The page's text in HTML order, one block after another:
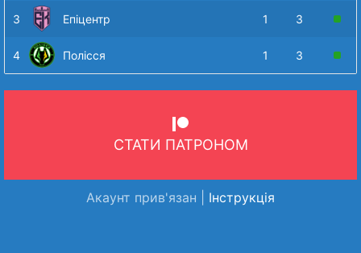
3 Епіцентр 1 3
4 Полісся 1 3
СТАТИ ПАТРОНОМ
Акаунт прив'язан | Інструкція